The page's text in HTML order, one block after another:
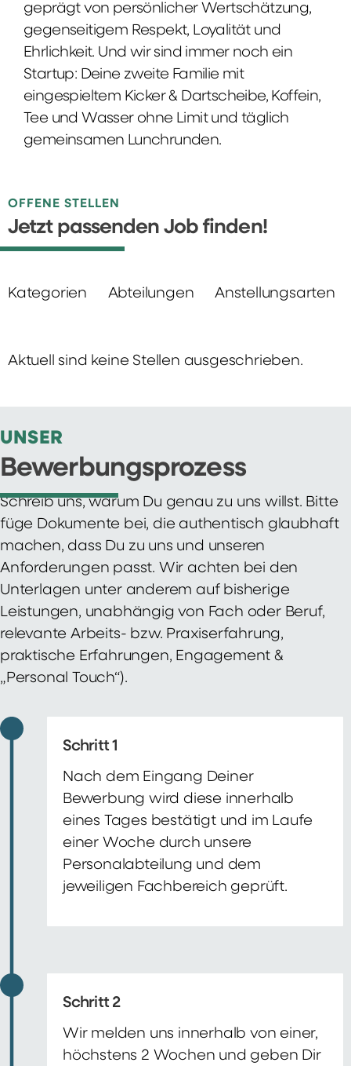
geprägt von persönlicher Wertschätzung,
gegenseitigem Respekt, Loyalität und
Ehrlichkeit. Und wir sind immer noch ein
Startup: Deine zweite Familie mit
eingespieltem Kicker & Dartscheibe, Koffein,
Tee und Wasser ohne Limit und täglich
gemeinsamen Lunchrunden.
OFFENE STELLEN
Jetzt passenden Job finden!
Kategorien Abteilungen Anstellungsarten
Aktuell sind keine Stellen ausgeschrieben.
UNSER
Bewerbungsprozess
Schreib uns, warum Du genau zu uns willst. Bitte
füge Dokumente bei, die authentisch glaubhaft
machen, dass Du zu uns und unseren
Anforderungen passt. Wir achten bei den
Unterlagen unter anderem auf bisherige
Leistungen, unabhängig von Fach oder Beruf,
relevante Arbeits- bzw. Praxiserfahrung,
praktische Erfahrungen, Engagement &
„Personal Touch“).
Schritt 1
Nach dem Eingang Deiner
Bewerbung wird diese innerhalb
eines Tages bestätigt und im Laufe
einer Woche durch unsere
Personalabteilung und dem
jeweiligen Fachbereich geprüft.
Schritt 2
Wir melden uns innerhalb von einer,
höchstens 2 Wochen und geben Dir